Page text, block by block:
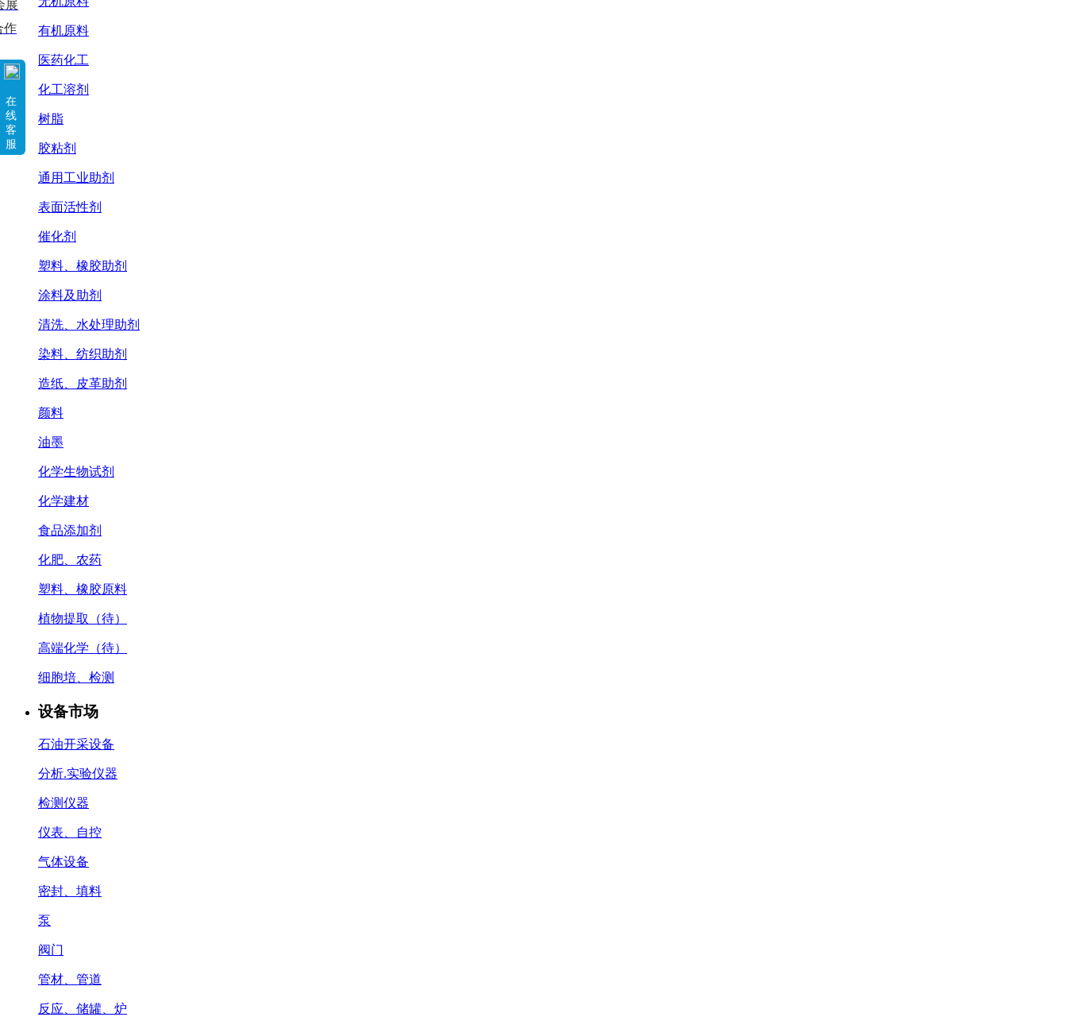
有机原料
医药化工
化工溶剂
树脂
胶粘剂
通用工业助剂
表面活性剂
催化剂
塑料、橡胶助剂
涂料及助剂
清洗、水处理助剂
染料、纺织助剂
造纸、皮革助剂
颜料
油墨
化学生物试剂
化学建材
食品添加剂
化肥、农药
塑料、橡胶原料
植物提取（待）
高端化学（待）
细胞培、检测
设备市场
石油开采设备
分析.实验仪器
检测仪器
仪表、自控
气体设备
密封、填料
泵
阀门
管材、管道
反应、储罐、炉
展
作
在
线
客
服